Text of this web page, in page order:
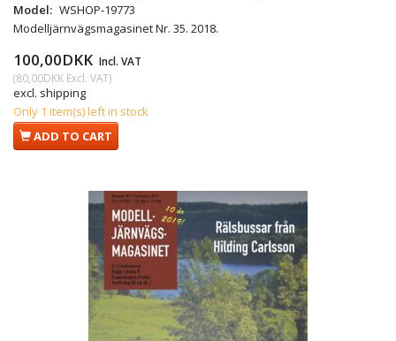
Model: WSHOP-19773
Modelljärnvägsmagasinet Nr. 35. 2018.
100,00DKK Incl. VAT
(80,00DKK Excl. VAT)
excl. shipping
Only 1 item(s) left in stock
ADD TO CART